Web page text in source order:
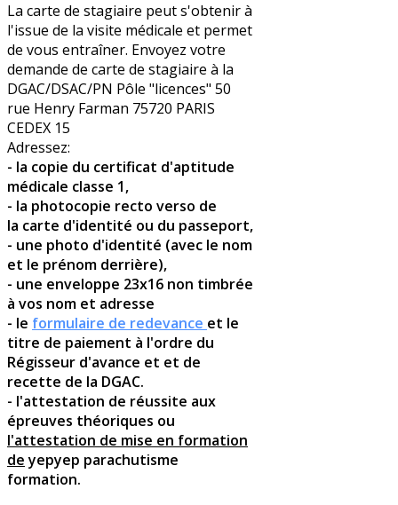
La carte de stagiaire peut s'obtenir à
l'issue de la visite médicale et permet
de vous entraîner. Envoyez votre
demande de carte de stagiaire à la
DGAC/DSAC/PN Pôle "licences" 50
rue Henry Farman 75720 PARIS
CEDEX 15
Adressez:
- la copie du certificat d'aptitude
médicale classe 1,
- la photocopie recto verso de
la carte d'identité ou du passeport,
- une photo d'identité (avec le nom
et le prénom derrière),
- une enveloppe 23x16 non timbrée
à vos nom et adresse
- le formulaire de redevance et le
titre de paiement à l'ordre du
Régisseur d'avance et et de
recette de la DGAC.
- l'attestation de réussite aux
épreuves théoriques ou
l'attestation de mise en formation
deyepyep parachutisme
formation.